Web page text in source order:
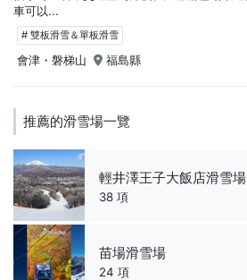
車可以...
# 雙板滑雪＆單板滑雪
會津・磐梯山 福島縣
推薦的滑雪場一覽
輕井澤王子大飯店滑雪場
38 項
苗場滑雪場
24 項